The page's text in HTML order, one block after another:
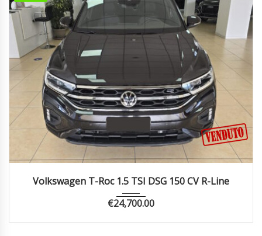
Volkswagen T-Roc 1.5 TSI DSG 150 CV R-Line
€24,700.00